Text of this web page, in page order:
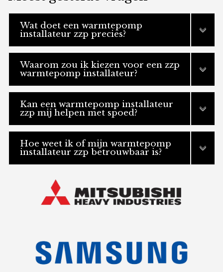
Wat doet een warmtepomp
installateur zzp precies?
Waarom zou ik kiezen voor een zzp
warmtepomp installateur?
Kan een warmtepomp installateur
zzp mij helpen met spoed?
Hoe weet ik of mijn warmtepomp
installateur zzp betrouwbaar is?